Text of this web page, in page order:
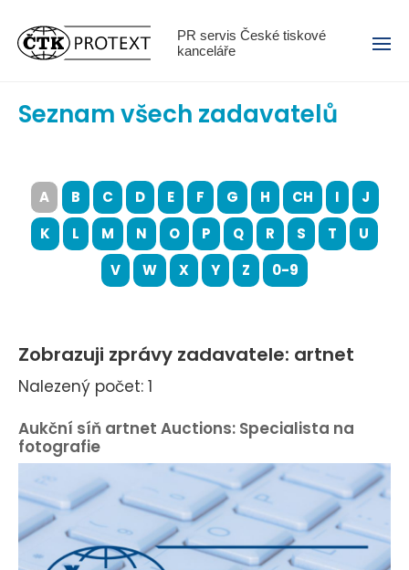
PR servis České tiskové
kanceláře
Menu
Seznam všech zadavatelů
A B C D E F G H CH I
J
K
L M N O P Q R S T
U
V
W X Y Z 0-9
Zobrazuji zprávy zadavatele: artnet
Nalezený počet: 1
Aukční síň artnet Auctions: Specialista na
fotografie